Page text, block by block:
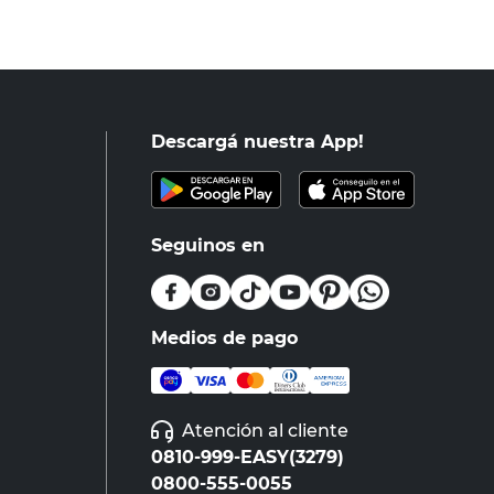
Descargá nuestra App!
Seguinos en
Medios de pago
Atención al cliente
0810-999-EASY(3279)
0800-555-0055